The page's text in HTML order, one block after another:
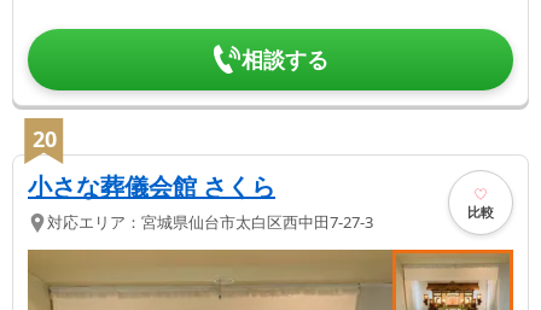
相談する
20
小さな葬儀会館 さくら
対応エリア： 宮城県仙台市太白区西中田7-27-3 比較